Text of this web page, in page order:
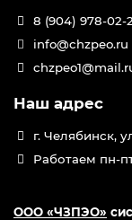
8 (904) 978-02-
info@chzpeo.ru
Наш адрес
г. Челябинск,
Работаем пн-
ООО «ЧЗПЭО»